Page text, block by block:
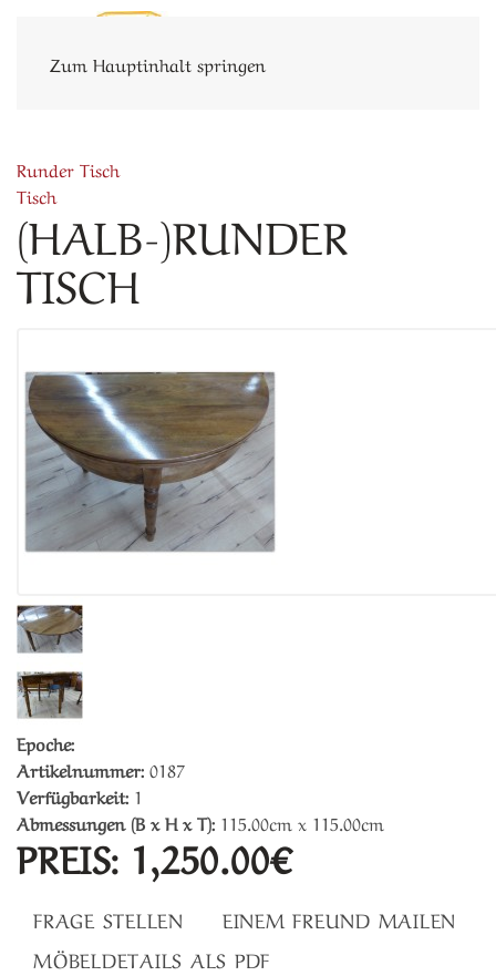
Zum Hauptinhalt springen
Runder Tisch
Tisch
(HALB-)RUNDER
TISCH
Epoche:
Artikelnummer: 0187
Verfügbarkeit: 1
Abmessungen (B x H x T): 115.00cm x 115.00cm
PREIS: 1,250.00€
FRAGE STELLEN
EINEM FREUND MAILEN
MÖBELDETAILS ALS PDF